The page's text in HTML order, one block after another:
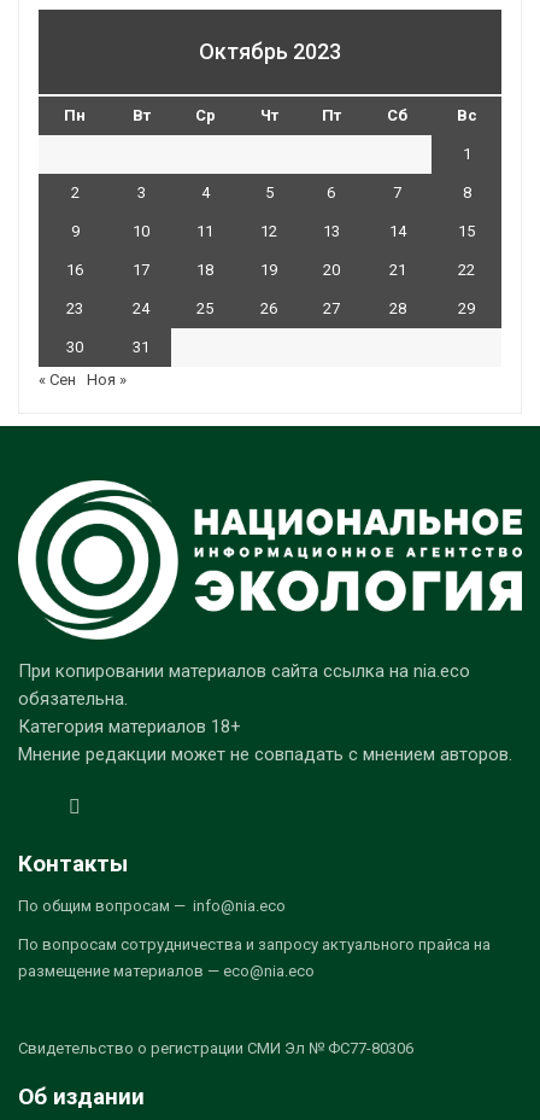
Октябрь 2023
Пн Вт Ср Чт Пт Сб Вс
1
2 3 4 5 6 7 8
9 10 11 12 13 14 15
16 17 18 19 20 21 22
23 24 25 26 27 28 29
30
31
« Сен
Ноя »
При копировании материалов сайта ссылка на nia.eco
обязательна.
Категория материалов 18+
Мнение редакции может не совпадать с мнением авторов.
Контакты
По общим вопросам — info@nia.eco
По вопросам сотрудничества и запросу актуального прайса на
размещение материалов — eco@nia.eco
Свидетельство о регистрации СМИ Эл № ФС77-80306
Об издании